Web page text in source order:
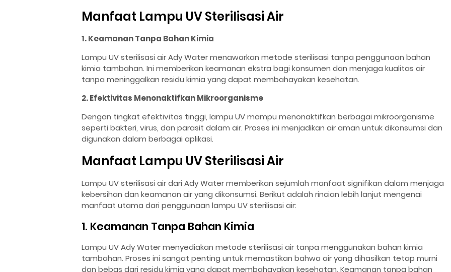
Manfaat Lampu UV Sterilisasi Air
1. Keamanan Tanpa Bahan Kimia
Lampu UV sterilisasi air Ady Water menawarkan metode sterilisasi tanpa penggunaan bahan
kimia tambahan. Ini memberikan keamanan ekstra bagi konsumen dan menjaga kualitas air
tanpa meninggalkan residu kimia yang dapat membahayakan kesehatan.
2. Efektivitas Menonaktifkan Mikroorganisme
Dengan tingkat efektivitas tinggi, lampu UV mampu menonaktifkan berbagai mikroorganisme
seperti bakteri, virus, dan parasit dalam air. Proses ini menjadikan air aman untuk dikonsumsi dan
digunakan dalam berbagai aplikasi.
Manfaat Lampu UV Sterilisasi Air
Lampu UV sterilisasi air dari Ady Water memberikan sejumlah manfaat signifikan dalam menjaga
kebersihan dan keamanan air yang dikonsumsi. Berikut adalah rincian lebih lanjut mengenai
manfaat utama dari penggunaan lampu UV sterilisasi air:
1. Keamanan Tanpa Bahan Kimia
Lampu UV Ady Water menyediakan metode sterilisasi air tanpa menggunakan bahan kimia
tambahan. Proses ini sangat penting untuk memastikan bahwa air yang dihasilkan tetap murni
dan bebas dari residu kimia yang dapat membahayakan kesehatan. Keamanan tanpa bahan